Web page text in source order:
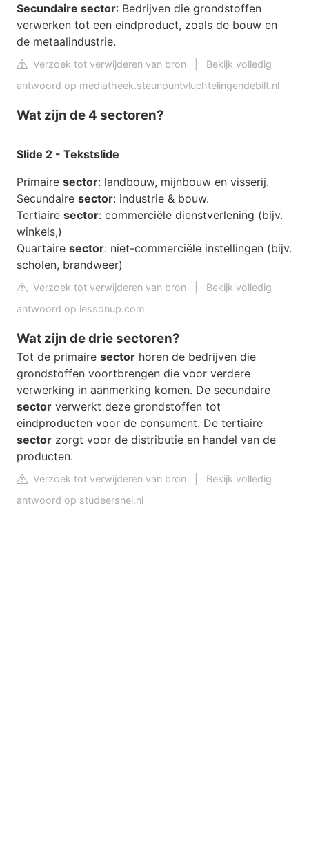
Secundaire sector: Bedrijven die grondstoffen
verwerken tot een eindproduct, zoals de bouw en
de metaalindustrie.
Verzoek tot verwijderen van bron
Bekijk volledig
antwoord op mediatheek.steunpuntvluchtelingendebilt.nl
Wat zijn de 4 sectoren?
Slide 2 - Tekstslide
Primaire sector: landbouw, mijnbouw en visserij.
Secundaire sector: industrie & bouw.
Tertiaire sector: commerciële dienstverlening (bijv.
winkels,)
Quartaire sector: niet-commerciële instellingen (bijv.
scholen, brandweer)
Verzoek tot verwijderen van bron
Bekijk volledig
antwoord op lessonup.com
Wat zijn de drie sectoren?
Tot de primaire sector horen de bedrijven die
grondstoffen voortbrengen die voor verdere
verwerking in aanmerking komen. De secundaire
sector verwerkt deze grondstoffen tot
eindproducten voor de consument. De tertiaire
sector zorgt voor de distributie en handel van de
producten.
Verzoek tot verwijderen van bron
Bekijk volledig
antwoord op studeersnel.nl